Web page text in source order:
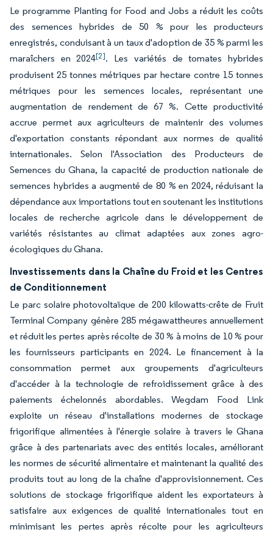
Le programme Planting for Food and Jobs a réduit les coûts
des semences hybrides de 50 % pour les producteurs
enregistrés, conduisant à un taux d'adoption de 35 % parmi les
maraîchers en 2024[2]. Les variétés de tomates hybrides
produisent 25 tonnes métriques par hectare contre 15 tonnes
métriques pour les semences locales, représentant une
augmentation de rendement de 67 %. Cette productivité
accrue permet aux agriculteurs de maintenir des volumes
d'exportation constants répondant aux normes de qualité
internationales. Selon l'Association des Producteurs de
Semences du Ghana, la capacité de production nationale de
semences hybrides a augmenté de 80 % en 2024, réduisant la
dépendance aux importations tout en soutenant les institutions
locales de recherche agricole dans le développement de
variétés résistantes au climat adaptées aux zones agro-
écologiques du Ghana.
Investissements dans la Chaîne du Froid et les Centres
de Conditionnement
Le parc solaire photovoltaïque de 200 kilowatts-crête de Fruit
Terminal Company génère 285 mégawattheures annuellement
et réduit les pertes après récolte de 30 % à moins de 10 % pour
les fournisseurs participants en 2024. Le financement à la
consommation permet aux groupements d'agriculteurs
d'accéder à la technologie de refroidissement grâce à des
paiements échelonnés abordables. Wegdam Food Link
exploite un réseau d'installations modernes de stockage
frigorifique alimentées à l'énergie solaire à travers le Ghana
grâce à des partenariats avec des entités locales, améliorant
les normes de sécurité alimentaire et maintenant la qualité des
produits tout au long de la chaîne d'approvisionnement. Ces
solutions de stockage frigorifique aident les exportateurs à
satisfaire aux exigences de qualité internationales tout en
minimisant les pertes après récolte pour les agriculteurs